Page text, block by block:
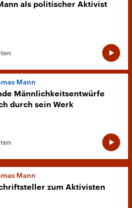
als politischer Aktivist
Mann
Männlichkeitsentwürfe
durch sein Werk
Mann
zum Aktivisten